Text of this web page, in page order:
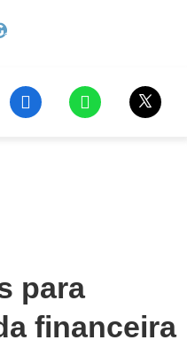
para
financeira